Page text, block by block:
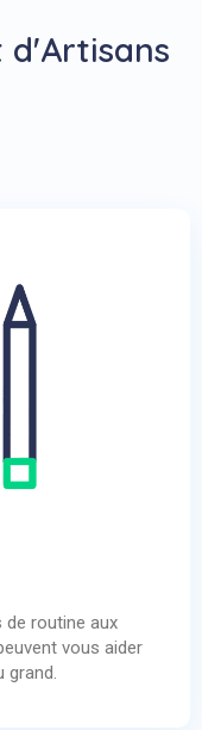
d'Artisans
de routine aux
vous aider
grand.